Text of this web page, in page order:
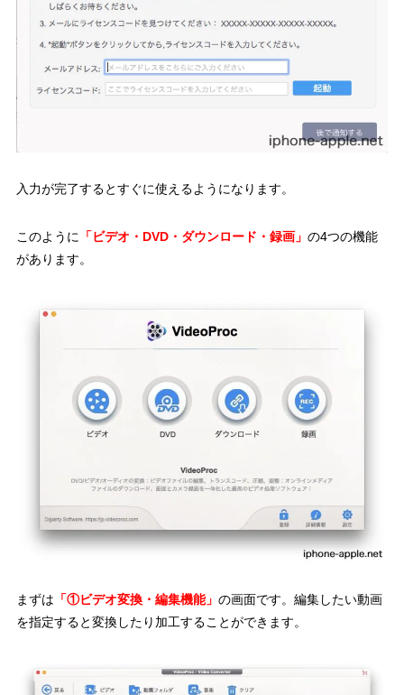
入力が完了するとすぐに使えるようになります。
このように 「ビデオ・DVD・ダウンロード・録画」 の4つの機能
があります。
まずは 「①ビデオ変換・編集機能」 の画面です。編集したい動画
を指定すると変換したり加工することができます。